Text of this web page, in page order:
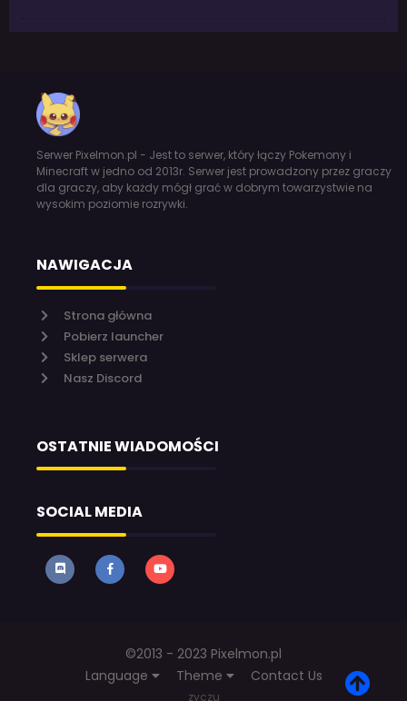
Serwer Pixelmon.pl - Jest to serwer, który łączy Pokemony i
Minecraft w jedno od 2013r. Serwer jest prowadzony przez graczy
dla graczy, aby każdy mógł grać w dobrym towarzystwie na
wysokim poziomie rozrywki.
NAWIGACJA
Strona główna
Pobierz launcher
Sklep serwera
Nasz Discord
OSTATNIE WIADOMOŚCI
SOCIAL MEDIA
©2013 - 2023 Pixelmon.pl
Language
Theme Contact Us
zyczu